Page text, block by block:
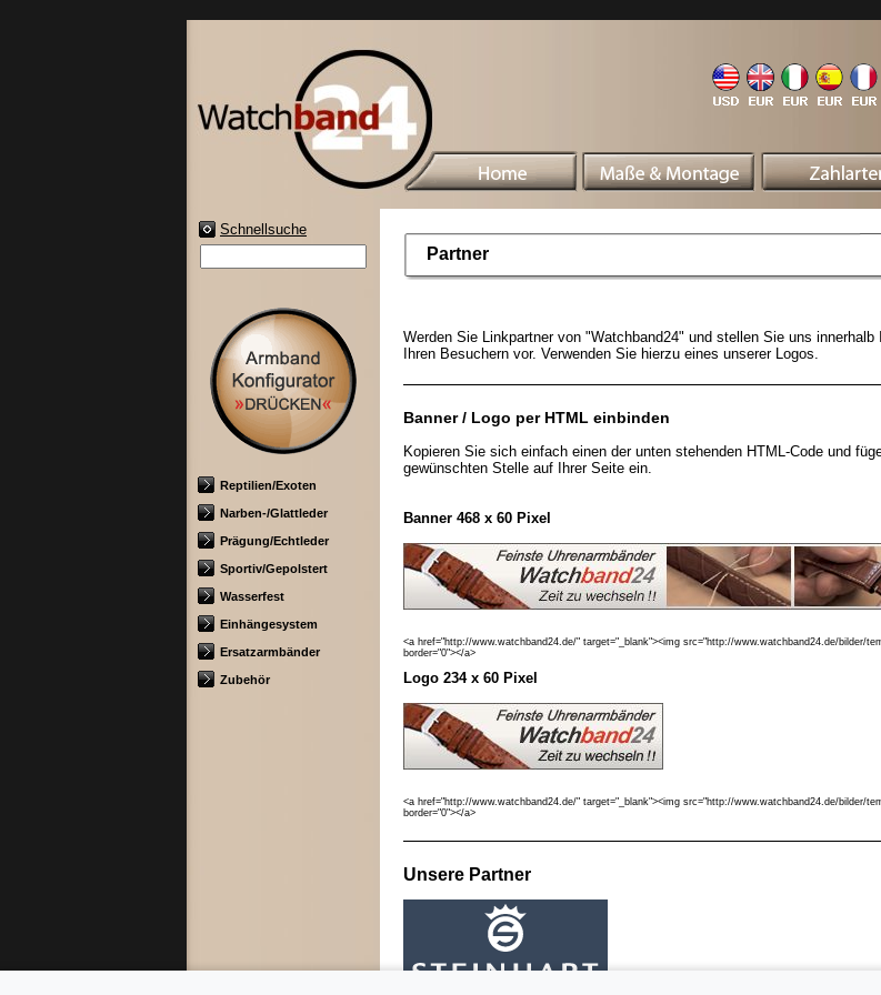
Schnellsuche
Reptilien/Exoten
Narben-/Glattleder
Prägung/Echtleder
Sportiv/Gepolstert
Wasserfest
Einhängesystem
Ersatzarmbänder
Zubehör
Partner
Werden Sie Linkpartner von "Watchband24" und stellen Sie uns innerhalb
Ihren Besuchern vor. Verwenden Sie hierzu eines unserer Logos.
Banner / Logo per HTML einbinden
Kopieren Sie sich einfach einen der unten stehenden HTML-Code und
gewünschten Stelle auf Ihrer Seite ein.
Banner 468 x 60 Pixel
<a href="http://www.watchband24.de/" target="_blank"><img src="http://www.watchband24.de/bilder/
border="0"></a>
Logo 234 x 60 Pixel
<a href="http://www.watchband24.de/" target="_blank"><img src="http://www.watchband24.de/bilder/
border="0"></a>
Unsere Partner